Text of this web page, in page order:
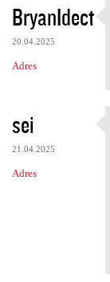
BryanIdect
20.04.2025
Adres
sei
21.04.2025
Adres